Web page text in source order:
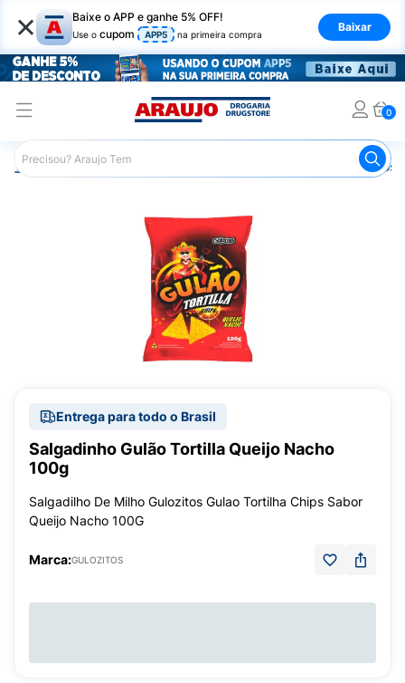
× Baixe o APP e ganhe 5% OFF!
Use o cupom APP5 na primeira compra
Baixar
0
Araujo Mercado Salgadinhos
Entrega para todo o Brasil
Salgadinho Gulão Tortilla Queijo Nacho
100g
Salgadilho De Milho Gulozitos Gulao Tortilha Chips Sabor
Queijo Nacho 100G
Marca:GULOZITOS